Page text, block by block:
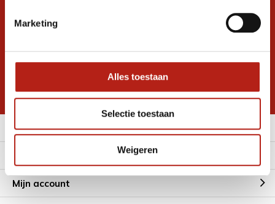
Marketing
Alles toestaan
Selectie toestaan
Weigeren
Ontvang de nieuwste aanbiedingen en
Inschrijven voor
* Lees hier de wettelijke beperkingen
Meer informatie
Mijn account